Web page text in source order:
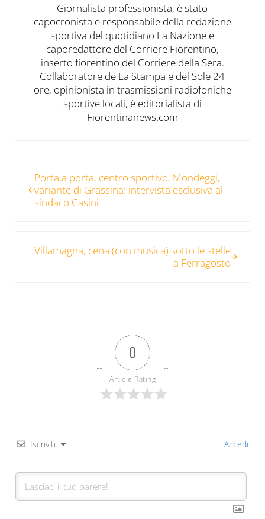
Giornalista professionista, è stato
capocronista e responsabile della redazione
sportiva del quotidiano La Nazione e
caporedattore del Corriere Fiorentino,
inserto fiorentino del Corriere della Sera.
Collaboratore de La Stampa e del Sole 24
ore, opinionista in trasmissioni radiofoniche
sportive locali, è editorialista di
Fiorentinanews.com
Porta a porta, centro sportivo, Mondeggi,
variante di Grassina: intervista esclusiva al
sindaco Casini
Villamagna, cena (con musica) sotto le stelle
a Ferragosto
0
Article Rating
Iscriviti Accedi